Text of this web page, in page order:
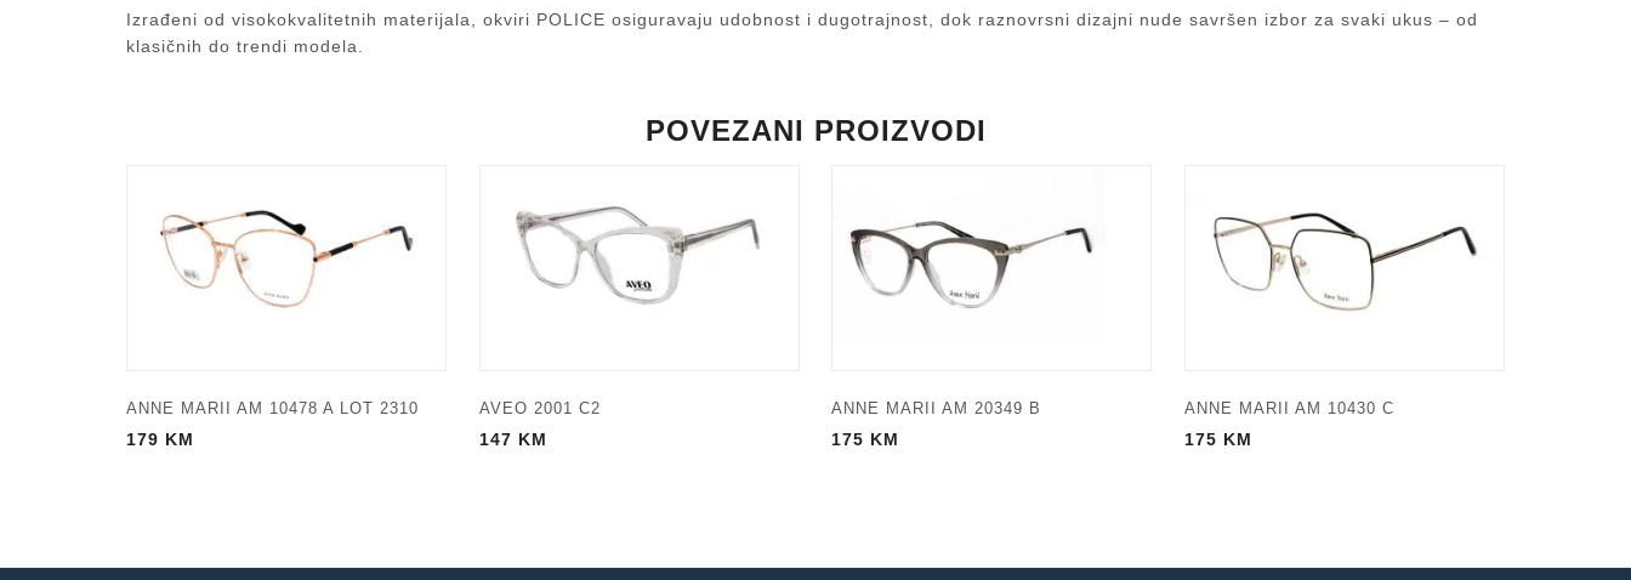
Izrađeni od visokokvalitetnih materijala, okviri POLICE osiguravaju udobnost i dugotrajnost, dok raznovrsni dizajni nude savršen izbor za svaki ukus – od
klasičnih do trendi modela.
POVEZANI PROIZVODI
ANNE MARII AM 10478 A LOT 2310
179 KM
AVEO 2001 C2
147 KM
ANNE MARII AM 20349 B
175 KM
ANNE MARII AM 10430 C
175 KM